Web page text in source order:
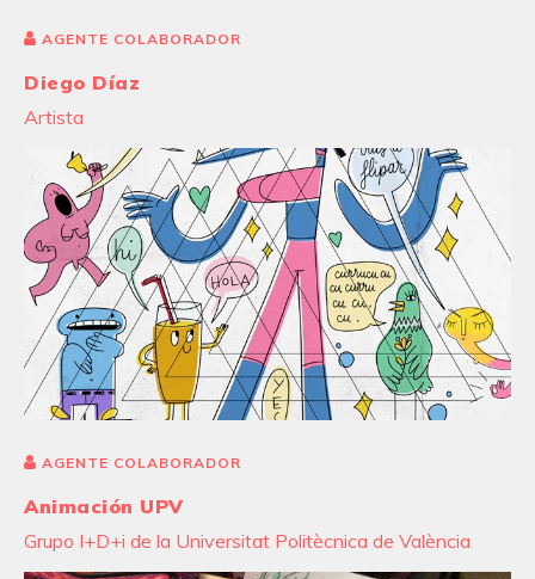
AGENTE COLABORADOR
Diego Díaz
Artista
AGENTE COLABORADOR
Animación UPV
Grupo I+D+i de la Universitat Politècnica de València